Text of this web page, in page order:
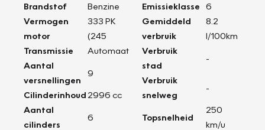
Brandstof
Benzine
Vermogen
motor
333 PK
(245
Transmissie
Automaat
Aantal
versnellingen
9
Cilinderinhoud 2996 cc
Aantal
cilinders
6
Emissieklasse
6
Gemiddeld
verbruik
8.2
l/100km
Verbruik
stad
-
Verbruik
snelweg
-
Topsnelheid
250
km/u